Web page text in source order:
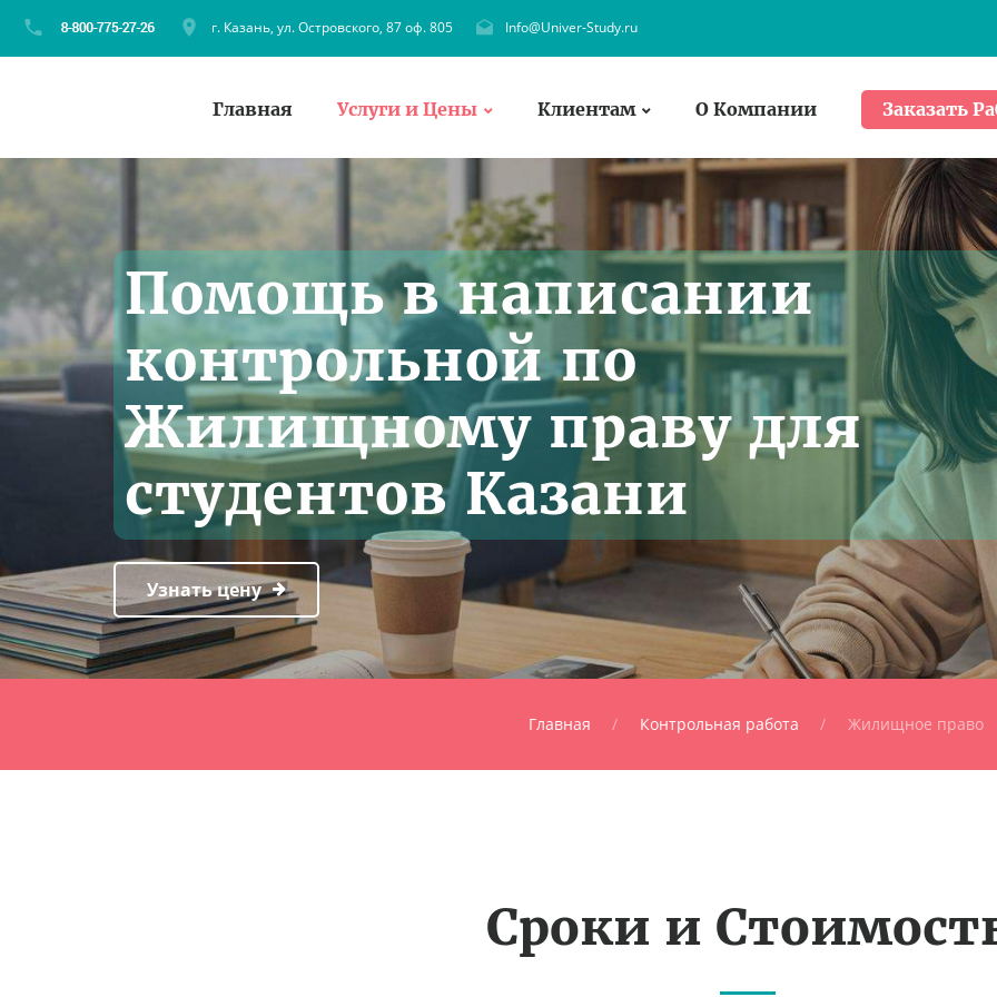
г. Казань, ул. Островского, 87 оф. 805 Info@Univer-Study.ru
Главная Услуги и Цены Клиентам О Компании Заказать
Помощь в написании
контрольной по
Жилищному праву для
студентов Казани
Узнать цену
Главная Контрольная работа Жилищное право
Сроки и